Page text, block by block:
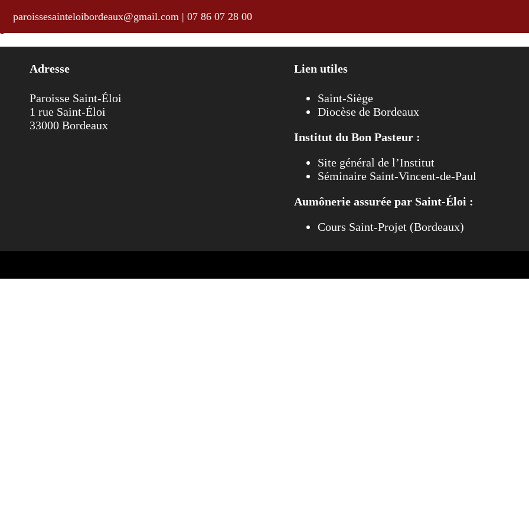
paroissesainteloibordeaux@gmail.com| 07 86 07 28 00
juillet au 7 août 2016
Adresse
Paroisse Saint-Éloi
1 rue Saint-Éloi
33000 Bordeaux
Lien utiles
Saint-Siège
Diocèse de Bordeaux
Institut du Bon Pasteur :
Site général de l’Institut
Séminaire Saint-Vincent-de-Paul
Aumônerie assurée par Saint-Éloi :
Cours Saint-Projet (Bordeaux)